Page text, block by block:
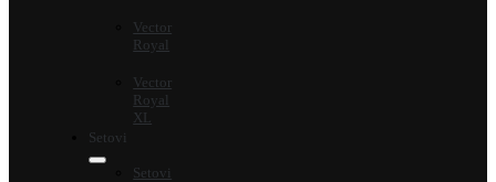
Vector
Royal
Vector
Royal
XL
Setovi
Setovi